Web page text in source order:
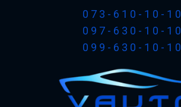
073-610-10-10
097-630-10-10
099-630-10-10